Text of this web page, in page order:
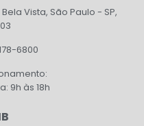
Vista, São Paulo - SP,
6800
9h às 18h